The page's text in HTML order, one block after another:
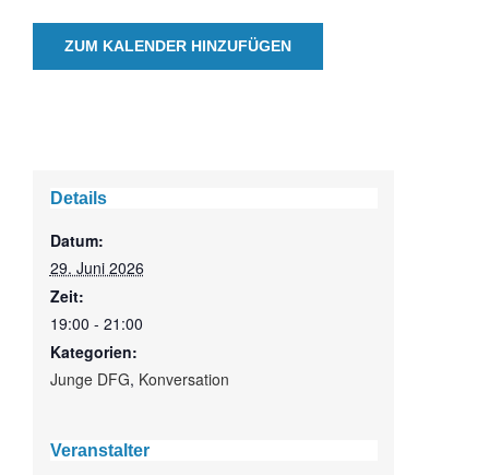
ZUM KALENDER HINZUFÜGEN
Details
Datum:
29. Juni 2026
Zeit:
19:00 - 21:00
Kategorien:
Junge DFG, Konversation
Veranstalter